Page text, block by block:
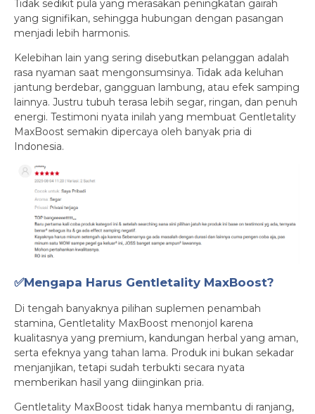
Tidak sedikit pula yang merasakan peningkatan gairah
yang signifikan, sehingga hubungan dengan pasangan
menjadi lebih harmonis.
Kelebihan lain yang sering disebutkan pelanggan adalah
rasa nyaman saat mengonsumsinya. Tidak ada keluhan
jantung berdebar, gangguan lambung, atau efek samping
lainnya. Justru tubuh terasa lebih segar, ringan, dan penuh
energi. Testimoni nyata inilah yang membuat Gentletality
MaxBoost semakin dipercaya oleh banyak pria di
Indonesia.
✅Mengapa Harus Gentletality MaxBoost?
Di tengah banyaknya pilihan suplemen penambah
stamina, Gentletality MaxBoost menonjol karena
kualitasnya yang premium, kandungan herbal yang aman,
serta efeknya yang tahan lama. Produk ini bukan sekadar
menjanjikan, tetapi sudah terbukti secara nyata
memberikan hasil yang diinginkan pria.
Gentletality MaxBoost tidak hanya membantu di ranjang,